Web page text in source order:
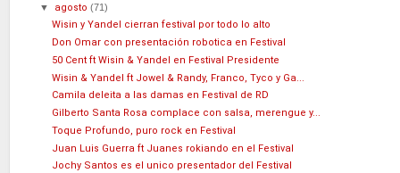
▼ agosto(71)
Wisin y Yandel cierran festival por todo lo alto
Don Omar con presentación robotica en Festival
50 Cent ft Wisin & Yandel en Festival Presidente
Wisin & Yandel ft Jowel & Randy, Franco, Tyco y Ga...
Camila deleita a las damas en Festival de RD
Gilberto Santa Rosa complace con salsa, merengue y...
Toque Profundo, puro rock en Festival
Juan Luis Guerra ft Juanes rokiando en el Festival
Jochy Santos es el unico presentador del Festival